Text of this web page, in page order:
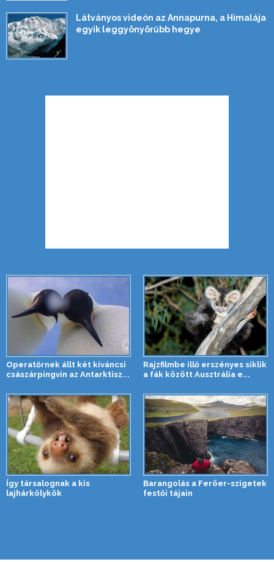
Látványos videón az Annapurna, a Himalája
egyik leggyönyörűbb hegye
Operatőrnek állt két kíváncsi
császárpingvin az Antarktisz...
Rajzfilmbe illő erszényes siklik
a fák között Ausztrália e...
Így társalognak a kis
lajhárkölykök
Barangolás a Feröer-szigetek
festői tájain